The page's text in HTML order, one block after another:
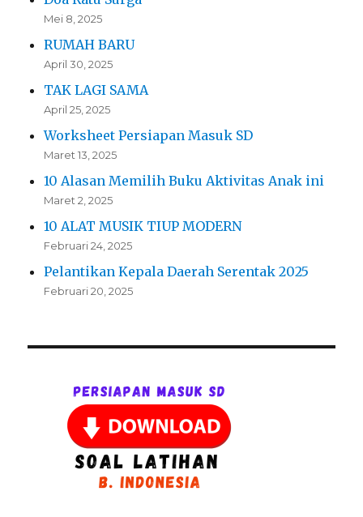
Mei 8, 2025
RUMAH BARU
April 30, 2025
TAK LAGI SAMA
April 25, 2025
Worksheet Persiapan Masuk SD
Maret 13, 2025
10 Alasan Memilih Buku Aktivitas Anak ini
Maret 2, 2025
10 ALAT MUSIK TIUP MODERN
Februari 24, 2025
Pelantikan Kepala Daerah Serentak 2025
Februari 20, 2025